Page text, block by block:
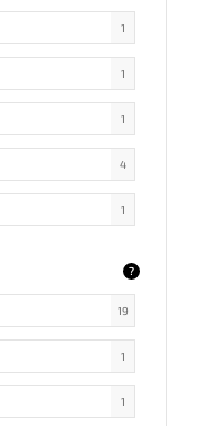
1
1
1
4
1
?
19
1
1